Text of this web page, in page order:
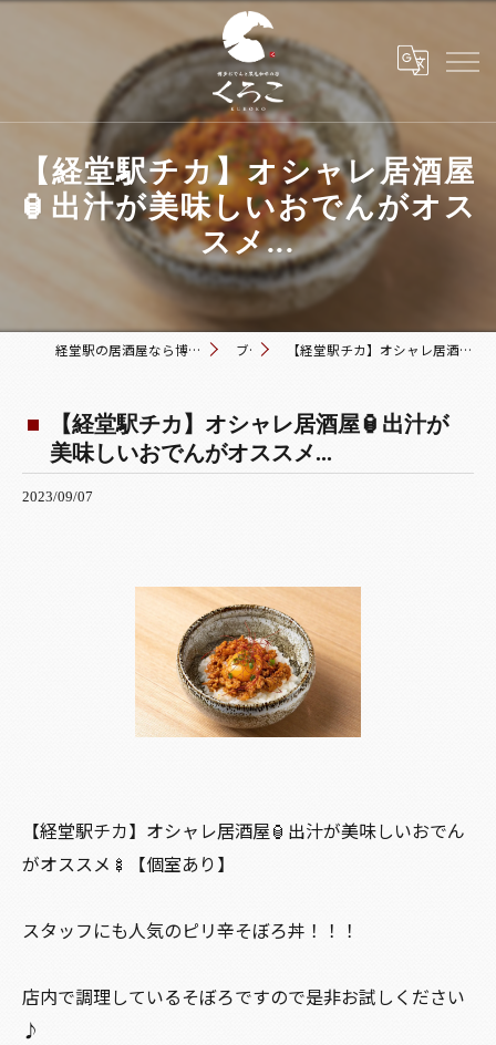
【経堂駅チカ】オシャレ居酒屋
🏮出汁が美味しいおでんがオス
スメ...
経堂駅の居酒屋なら博多おでんと黒毛和牛の店 くろこ ブログ 【経堂駅チカ】オシャレ居酒屋🏮出汁が美味しいおでんがオススメ...
【経堂駅チカ】オシャレ居酒屋🏮出汁が
美味しいおでんがオススメ...
2023/09/07
【経堂駅チカ】オシャレ居酒屋🏮出汁が美味しいおでん
がオススメ🍢【個室あり】
スタッフにも人気のピリ辛そぼろ丼！！！
店内で調理しているそぼろですので是非お試しください
♪